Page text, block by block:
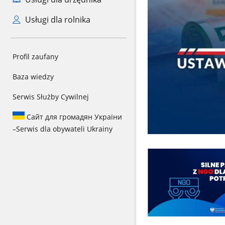
Usługi dla rolnika
Profil zaufany
Baza wiedzy
Serwis Służby Cywilnej
Сайт для громадян України
–Serwis dla obywateli Ukrainy